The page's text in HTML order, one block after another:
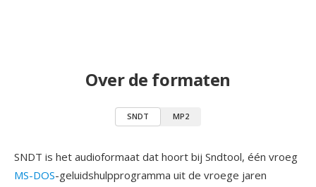
Over de formaten
SNDT MP2
SNDT is het audioformaat dat hoort bij Sndtool, één vroeg
MS-DOS-geluidshulpprogramma uit de vroege jaren